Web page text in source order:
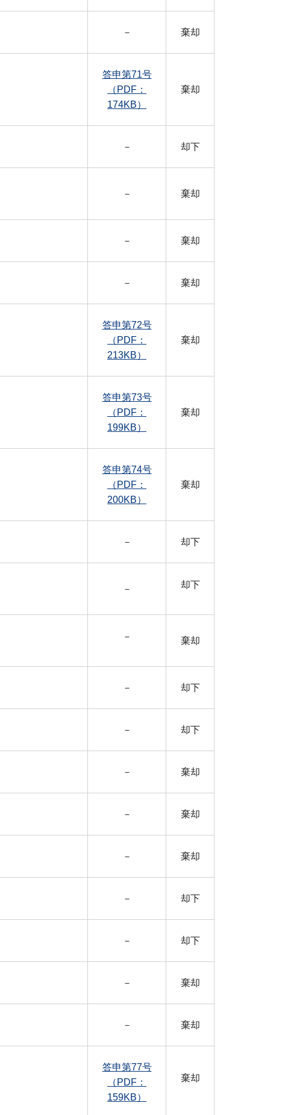
－ 棄却
答申第71号
（PDF：
174KB）
棄却
－ 却下
－ 棄却
－ 棄却
－ 棄却
答申第72号
（PDF：
213KB）
棄却
答申第73号
（PDF：
199KB）
棄却
答申第74号
（PDF：
200KB）
棄却
－ 却下
－ 却下
－ 棄却
－ 却下
－ 却下
－ 棄却
－ 棄却
－ 棄却
－ 却下
－ 却下
－ 棄却
－ 棄却
答申第77号
（PDF：
159KB）
棄却